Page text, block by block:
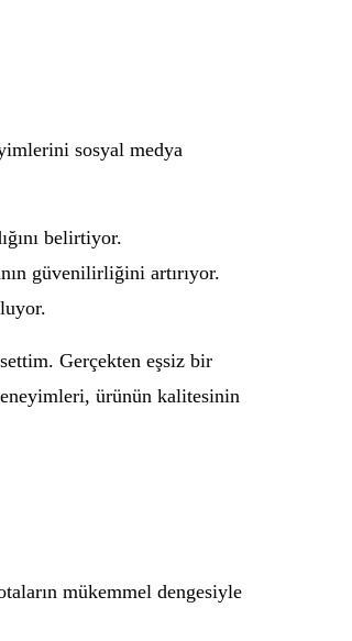
sosyal medya
belirtiyor.
güvenilirliğini artırıyor.
Gerçekten eşsiz bir
ürünün kalitesinin
mükemmel dengesiyle